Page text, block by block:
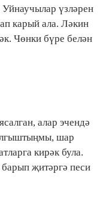
үзләрен
карый ала. Ләкин
Чөнки бүре белән
алар эчендә
шар
кирәк була.
җитәргә песи